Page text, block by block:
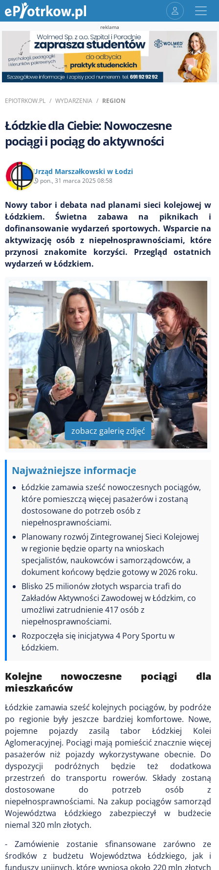
reklama
EPIOTRKOW.PL WYDARZENIA REGION
Łódzkie dla Ciebie: Nowoczesne
pociągi i pociąg do aktywności
Urząd Marszałkowski w Łodzi
pon., 31 marca 2025 08:58
Nowy tabor i debata nad planami sieci kolejowej w
Łódzkiem. Świetna zabawa na piknikach i
dofinansowanie wydarzeń sportowych. Wsparcie na
aktywizację osób z niepełnosprawnościami, które
przynosi znakomite korzyści. Przegląd ostatnich
wydarzeń w Łódzkiem.
zobacz galerię zdjęć
Najważniejsze informacje
Łódzkie zamawia sześć nowoczesnych pociągów,
które pomieszczą więcej pasażerów i zostaną
dostosowane do potrzeb osób z
niepełnosprawnościami.
Planowany rozwój Zintegrowanej Sieci Kolejowej
w regionie będzie oparty na wnioskach
specjalistów, naukowców i samorządowców, a
dokument końcowy będzie gotowy w 2026 roku.
Blisko 25 milionów złotych wsparcia trafi do
Zakładów Aktywności Zawodowej w Łódzkim, co
umożliwi zatrudnienie 417 osób z
niepełnosprawnościami.
Rozpoczęła się inicjatywa 4 Pory Sportu w
Łódzkiem.
Kolejne nowoczesne pociągi dla
mieszkańców
Łódzkie zamawia sześć kolejnych pociągów, by podróże
po regionie były jeszcze bardziej komfortowe. Nowe,
pojemne pojazdy zasilą tabor Łódzkiej Kolei
Aglomeracyjnej. Pociągi mają pomieścić znacznie więcej
pasażerów niż pojazdy wykorzystywane obecnie. Do
dyspozycji podróżnych będzie też dodatkowa
przestrzeń do transportu rowerów. Składy zostaną
dostosowane do potrzeb osób z
niepełnosprawnościami. Na zakup pociągów samorząd
Województwa Łódzkiego zabezpieczył w budżecie
niemal 320 mln złotych.
- Zamówienie zostanie sfinansowane zarówno ze
środków z budżetu Województwa Łódzkiego, jak i
funduszy unijnych, które wyniosą około 220 mln złotych